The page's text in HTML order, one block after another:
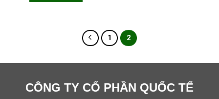
1 2
CÔNG TY CỔ PHẦN QUỐC TẾ